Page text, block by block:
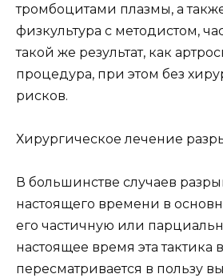
тромбоцитами плазмы, а
физкультура с методистом,
такой же результат, как
процедура, при этом без
рисков.
Хирургическое лечение
В большинстве случаев
настоящего времени в
его частичную или
настоящее время эта тактика
пересматривается в пользу